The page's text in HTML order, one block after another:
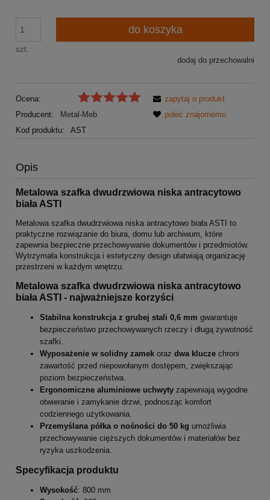
szt.
do koszyka
dodaj do przechowalni
Ocena:
Producent:
Metal-Meb
Kod produktu:
AST
zapytaj o produkt
poleć znajomemu
Opis
Metalowa szafka dwudrzwiowa niska antracytowo
biała ASTI
Metalowa szafka dwudrzwiowa niska antracytowo biała ASTI to
praktyczne rozwiązanie do biura, domu lub archiwum, które
zapewnia bezpieczne przechowywanie dokumentów i przedmiotów.
Wytrzymała konstrukcja i estetyczny design ułatwiają organizację
przestrzeni w każdym wnętrzu.
Metalowa szafka dwudrzwiowa niska antracytowo
biała ASTI - najważniejsze korzyści
Stabilna konstrukcja z grubej stali 0,6 mm gwarantuje
bezpieczeństwo przechowywanych rzeczy i długą żywotność
szafki.
Wyposażenie w solidny zamek oraz dwa klucze chroni
zawartość przed niepowołanym dostępem, zwiększając
poziom bezpieczeństwa.
Ergonomiczne aluminiowe uchwyty zapewniają wygodne
otwieranie i zamykanie drzwi, podnosząc komfort
codziennego użytkowania.
Przemyślana półka o nośności do 50 kg umożliwia
przechowywanie cięższych dokumentów i materiałów bez
ryzyka uszkodzenia.
Specyfikacja produktu
Wysokość: 800 mm